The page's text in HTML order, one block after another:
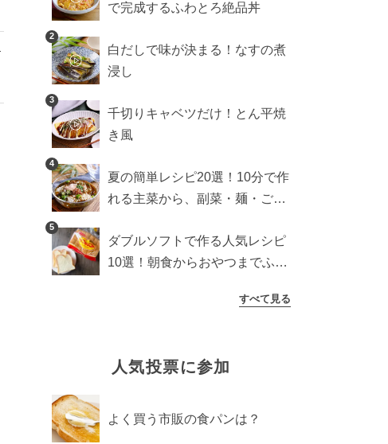
で完成するふわとろ絶品丼
2
白だしで味が決まる！なすの煮
浸し
3
千切りキャベツだけ！とん平焼
き風
4
夏の簡単レシピ20選！10分で作
れる主菜から、副菜・麺・ごは
5
ダブルソフトで作る人気レシピ
10選！朝食からおやつまでふん
すべて見る
人気投票に参加
よく買う市販の食パンは？